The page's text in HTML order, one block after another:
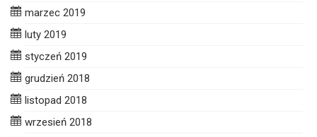
marzec 2019
luty 2019
styczeń 2019
grudzień 2018
listopad 2018
wrzesień 2018